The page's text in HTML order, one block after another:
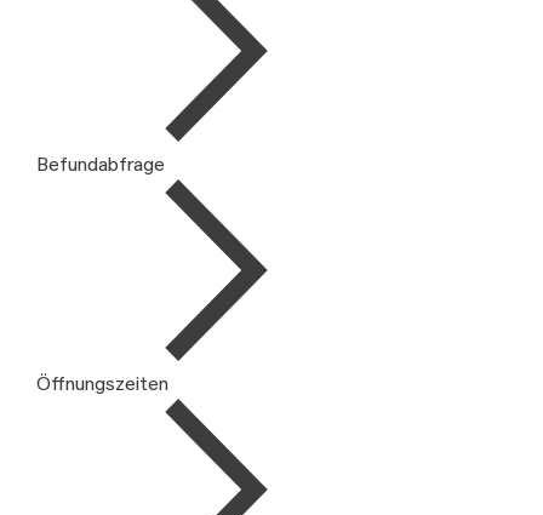
Befundabfrage
Öffnungszeiten